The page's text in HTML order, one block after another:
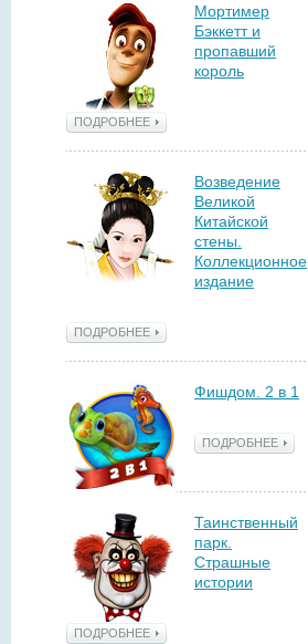
Мортимер
Бэккетт и
пропавший
король
ПОДРОБНЕЕ
Возведение
Великой
Китайской
стены.
Коллекционное
издание
ПОДРОБНЕЕ
Фишдом. 2 в 1
ПОДРОБНЕЕ
Таинственный
парк.
Страшные
истории
ПОДРОБНЕЕ